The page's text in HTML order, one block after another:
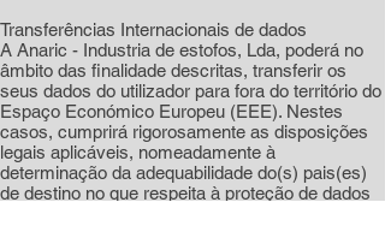
Transferências Internacionais de dados
A Anaric - Industria de estofos, Lda, poderá no
âmbito das finalidade descritas, transferir os
seus dados do utilizador para fora do território do
Espaço Económico Europeu (EEE). Nestes
casos, cumprirá rigorosamente as disposições
legais aplicáveis, nomeadamente à
determinação da adequabilidade do(s) pais(es)
de destino no que respeita à proteção de dados